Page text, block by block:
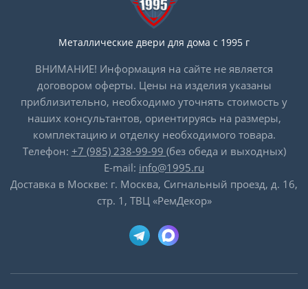
Металлические двери для дома с 1995 г
ВНИМАНИЕ! Информация на сайте не является
договором оферты. Цены на изделия указаны
приблизительно, необходимо уточнять стоимость у
наших консультантов, ориентируясь на размеры,
комплектацию и отделку необходимого товара.
Телефон: +7 (985) 238-99-99 (без обеда и выходных)
E-mail: info@1995.ru
Доставка в Москве: г. Москва, Сигнальный проезд, д. 16,
стр. 1, ТВЦ «РемДекор»